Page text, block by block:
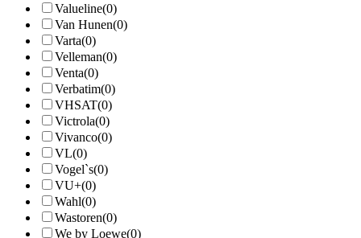
Valueline(0)
Van Hunen(0)
Varta(0)
Velleman(0)
Venta(0)
Verbatim(0)
VHSAT(0)
Victrola(0)
Vivanco(0)
VL(0)
Vogel`s(0)
VU+(0)
Wahl(0)
Wastoren(0)
We by Loewe(0)